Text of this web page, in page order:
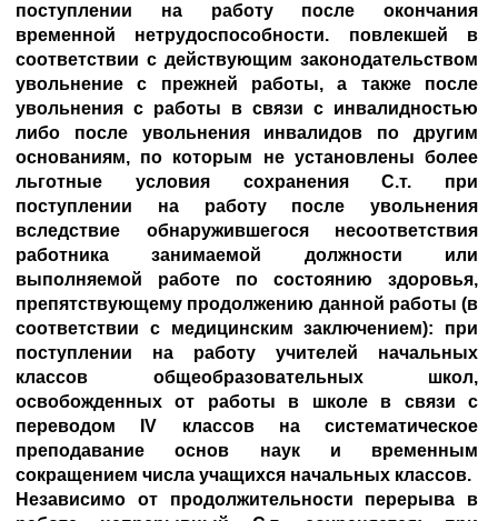
поступлении на работу после окончания
временной нетрудоспособности. повлекшей в
соответствии с действующим законодательством
увольнение с прежней работы, а также после
увольнения с работы в связи с инвалидностью
либо после увольнения инвалидов по другим
основаниям, по которым не установлены более
льготные условия сохранения С.т. при
поступлении на работу после увольнения
вследствие обнаружившегося несоответствия
работника занимаемой должности или
выполняемой работе по состоянию здоровья,
препятствующему продолжению данной работы (в
соответствии с медицинским заключением): при
поступлении на работу учителей начальных
классов общеобразовательных школ,
освобожденных от работы в школе в связи с
переводом IV классов на систематическое
преподавание основ наук и временным
сокращением числа учащихся начальных классов.
Независимо от продолжительности перерыва в